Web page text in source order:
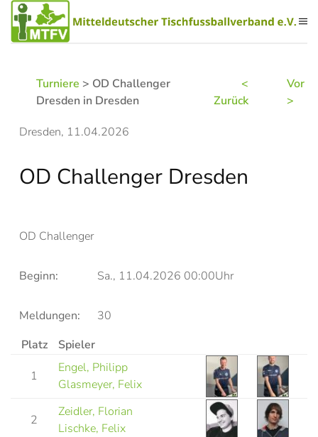
Zum Hauptinhalt springen
Turniere > OD Challenger
Dresden in Dresden
<
Zurück
Vor
>
Dresden, 11.04.2026
OD Challenger Dresden
OD Challenger
Beginn: Sa., 11.04.2026 00:00Uhr
Meldungen:
30
Platz
Spieler
1
Engel, Philipp
Glasmeyer, Felix
2
Zeidler, Florian
Lischke, Felix